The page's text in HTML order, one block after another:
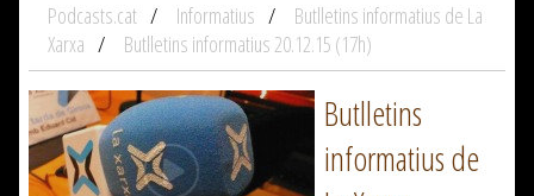
Podcasts.cat Informatius
Butlletins informatius de La
Xarxa
Butlletins informatius 20.12.15 (17h)
Butlletins
informatius de